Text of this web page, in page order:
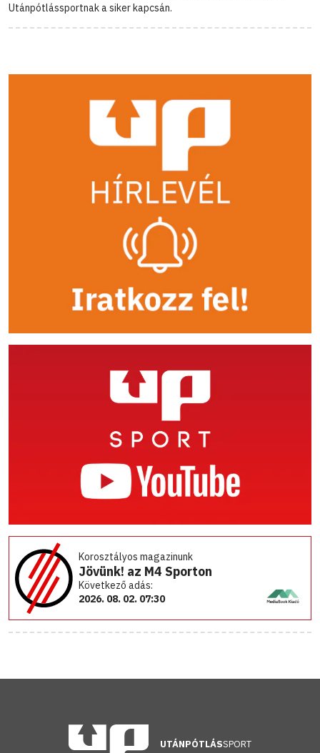
Utánpótlássportnak a siker kapcsán.
Korosztályos magazinunk
Jövünk! az M4 Sporton
Következő adás:
2026. 08. 02. 07:30
UTÁNPÓTLÁSSPORT